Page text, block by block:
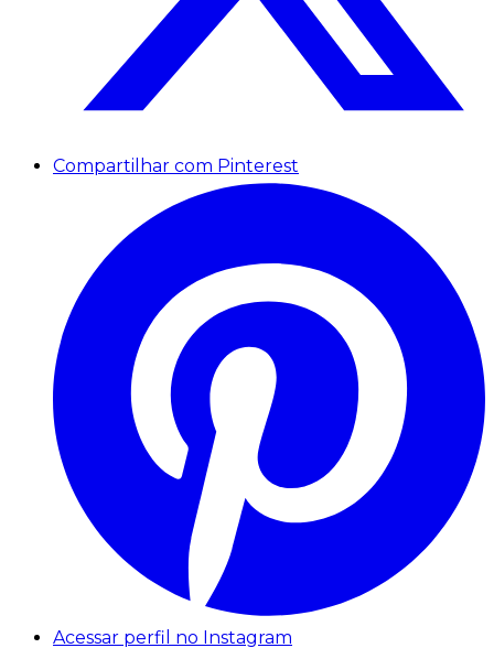
Compartilhar com Pinterest
Acessar perfil no Instagram